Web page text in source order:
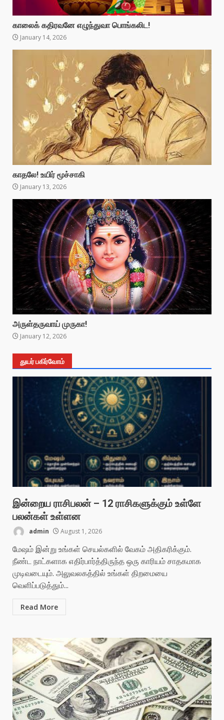
காலைக் கதிரவனே எழுந்துவா பொங்கலிட!
January 14, 2026
காதலே! உயிர் மூச்சாகி
January 13, 2026
அருள்தருவாய் முருகா!
January 12, 2026
துயர் பகிர்வோம்
இன்றைய ராசிபலன் – 12 ராசிகளுக்கும் உள்ளே
பலன்கள் உள்ளன
admin August 1, 2026
மேஷம் இன்று உங்கள் செயல்களில் வேகம் அதிகரிக்கும்.
நீண்ட நாட்களாக எதிர்பார்த்திருந்த ஒரு காரியம் சாதகமாக
முடிவடையும். அலுவலகத்தில் உங்கள் திறமையை
வெளிப்படுத்தும்...
Read More